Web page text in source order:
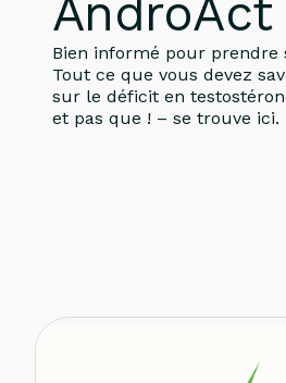
AndroAct
Bien informé pour prendre
Tout ce que vous devez
sur le déficit en
et pas que ! – se trouve ici.